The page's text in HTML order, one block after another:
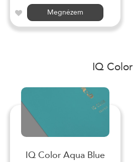
Megnézem
IQ Color
IQ Color Aqua Blue